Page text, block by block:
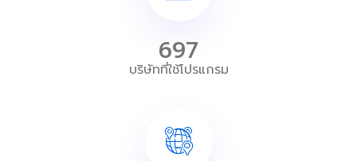
697
บริษัทที่ใช้โปรแกรม